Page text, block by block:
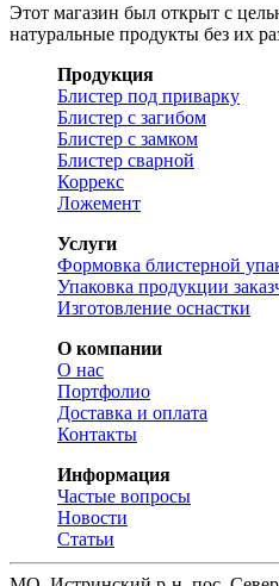
Этот магазин был открыт с
натуральные продукты без их
Продукция
Блистер под приварку
Блистер с загибом
Блистер с замком
Блистер сварной
Коррекс
Ложемент
Услуги
Формовка блистерной
Упаковка продукции
Изготовление оснастки
О компании
О нас
Портфолио
Доставка и оплата
Контакты
Информация
Частые вопросы
Новости
Статьи